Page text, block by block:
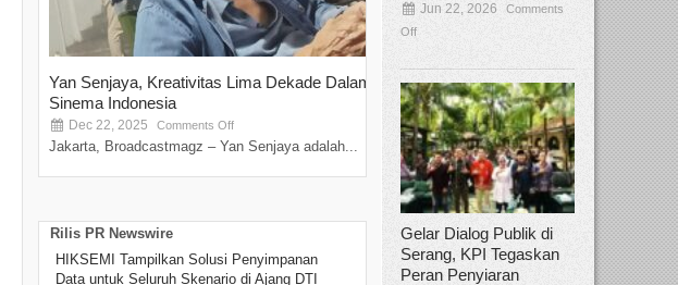
Yan Senjaya, Kreativitas Lima Dekade Dalam
Sinema Indonesia
Dec 22, 2025 Comments Off
Jakarta, Broadcastmagz – Yan Senjaya adalah...
Tamee Irelly Menjadi Juri Open
Film Terbaru...
Sep 08, 2025 Comments Off
Bekasi, Broadcastmagz – Dalam upaya
talenta...
Rilis PR Newswire
HIKSEMI Tampilkan Solusi Penyimpanan
Data untuk Seluruh Skenario di Ajang DTI
Jun 22, 2026
Comments
Off
Gelar Dialog Publik di
Serang, KPI Tegaskan
Peran Penyiaran